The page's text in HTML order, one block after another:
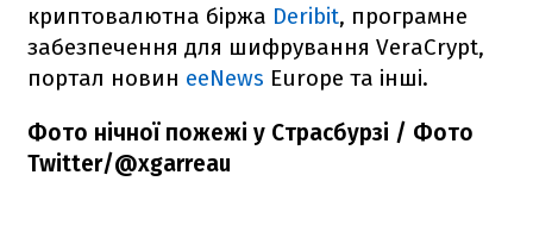
криптовалютна біржа Deribit, програмне
забезпечення для шифрування VeraCrypt,
портал новин eeNews Europe та інші.
Фото нічної пожежі у Страсбурзі / Фото
Twitter/@xgarreau